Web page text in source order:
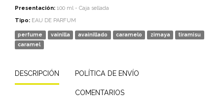
Presentación: 100 ml - Caja sellada
Tipo: EAU DE PARFUM
perfume vainilla avainillado caramelo zimaya
tiramisu
caramel
DESCRIPCIÓN POLÍTICA DE ENVÍO
COMENTARIOS